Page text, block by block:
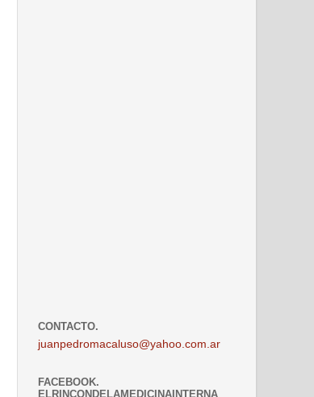
CONTACTO.
juanpedromacaluso@yahoo.com.ar
FACEBOOK.
ELRINCONDELAMEDICINAINTERNA